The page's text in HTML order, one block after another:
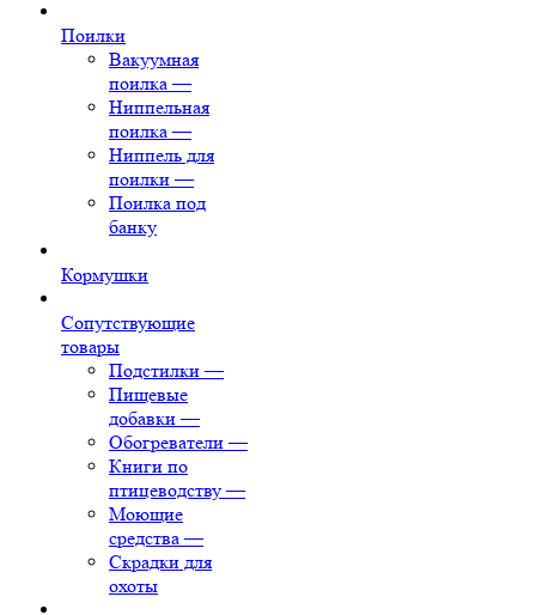
Поилки
Вакуумная
поилка —
Ниппельная
поилка —
Ниппель для
поилки —
Поилка под
банку
Кормушки
Сопутствующие
товары
Подстилки —
Пищевые
добавки —
Обогреватели —
Книги по
птицеводству —
Моющие
средства —
Скрадки для
охоты